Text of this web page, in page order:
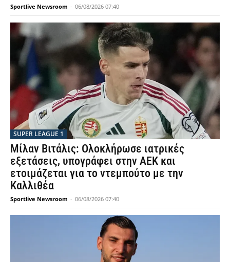
Sportlive Newsroom - 06/08/2026 07:40
SUPER LEAGUE 1
Μίλαν Βιτάλις: Ολοκλήρωσε ιατρικές
εξετάσεις, υπογράφει στην ΑΕΚ και
ετοιμάζεται για το ντεμπούτο με την
Καλλιθέα
Sportlive Newsroom - 06/08/2026 07:40